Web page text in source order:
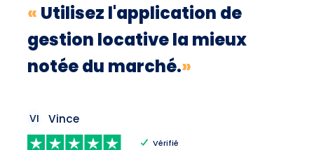
« Utilisez l'application de
gestion locative la mieux
notée du marché.»
VI Vince
Vérifié